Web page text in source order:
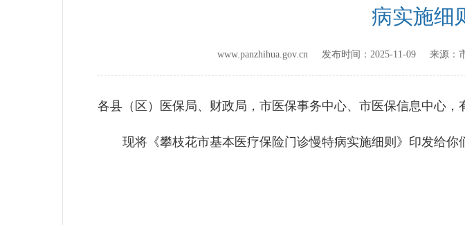
病实施细
www.panzhihua.gov.cn 发布时间： 2025-11-09来源：
各县（区）医保局、财政局，市医保事务中心、市医保信息中心，
现将《攀枝花市基本医疗保险门诊慢特病实施细则》印发给你